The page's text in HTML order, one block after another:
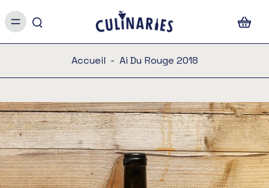
Accueil - Ai Du Rouge 2018